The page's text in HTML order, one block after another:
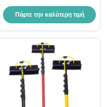
Πύργο Καθαρισμού Παράθυρων
ή εξωτερική εσωτερική χρήση
Πάρτε την καλύτερη τιμή